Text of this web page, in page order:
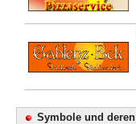
Symbole und